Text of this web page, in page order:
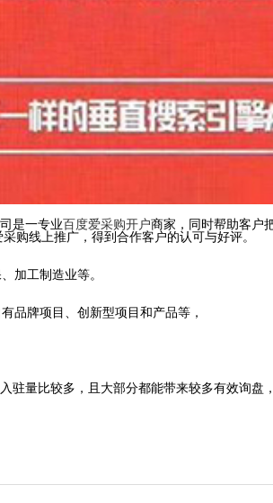
是一专业百度爱采购开户商家，同时帮助客户
购线上推广，得到合作客户的认可与好评。
加工制造业等。
品牌项目、创新型项目和产品等，
量比较多，且大部分都能带来较多有效询盘